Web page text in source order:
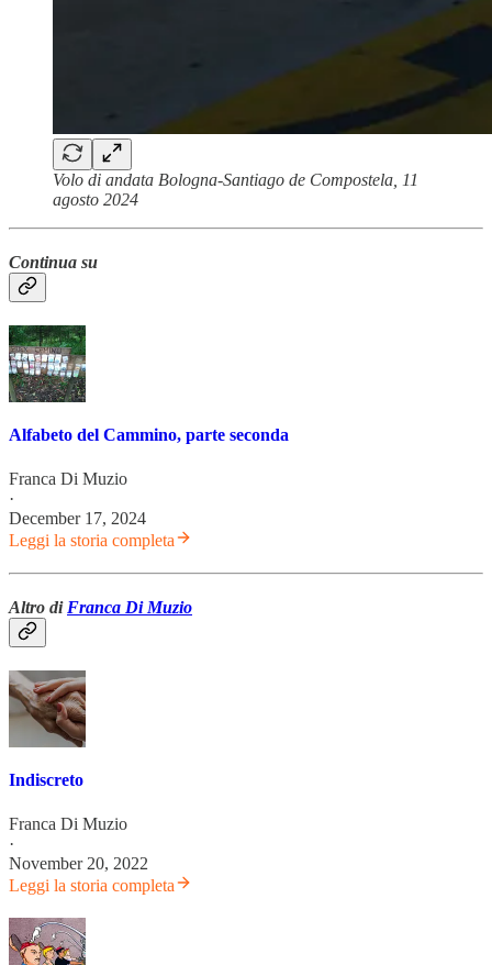
Volo di andata Bologna-Santiago de Compostela, 11
agosto 2024
Continua su
Alfabeto del Cammino, parte seconda
Franca Di Muzio
·
December 17, 2024
Leggi la storia completa
Altro di Franca Di Muzio
Indiscreto
Franca Di Muzio
·
November 20, 2022
Leggi la storia completa